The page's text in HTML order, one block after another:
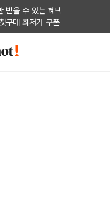
받을 수 있는 혜택
구매 최저가 쿠폰